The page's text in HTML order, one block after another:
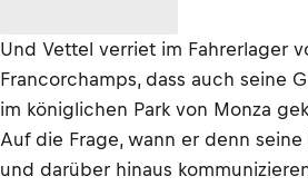
Und Vettel verriet im Fahrerlager
Francorchamps, dass auch seine
im königlichen Park von Monza
Auf die Frage, wann er denn seine
und darüber hinaus